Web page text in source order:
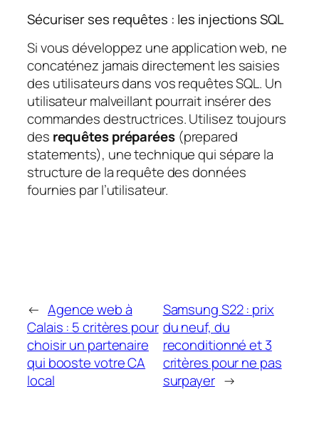
Sécuriser ses requêtes : les injections SQL
Si vous développez une application web, ne
concaténez jamais directement les saisies
des utilisateurs dans vos requêtes SQL. Un
utilisateur malveillant pourrait insérer des
commandes destructrices. Utilisez toujours
des requêtes préparées(prepared
statements), une technique qui sépare la
structure de la requête des données
fournies par l’utilisateur.
← Agence web à
Calais : 5 critères pour
choisir un partenaire
qui booste votre CA
local
Samsung S22 : prix
du neuf, du
reconditionné et 3
critères pour ne pas
surpayer →